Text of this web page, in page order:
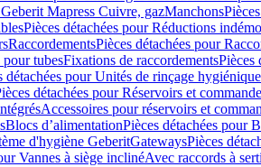
Mapress Cuivre, gazManchons
Pièces détachées pour Réductions
RaccordementsPièces détachées pour
tubesFixations de raccordementsPièces
détachées pour Unités de rinçage
détachées pour Réservoirs et
Accessoires pour réservoirs et
Blocs d’alimentationPièces détachées pour
d'hygiène GeberitGatewaysPièces
Vannes à siège inclinéAvec raccords à